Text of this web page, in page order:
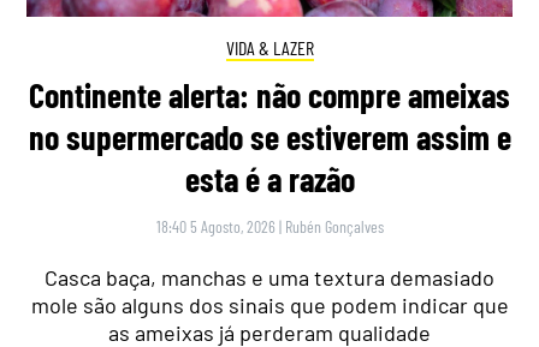
VIDA & LAZER
Continente alerta: não compre ameixas
no supermercado se estiverem assim e
esta é a razão
18:40 5 Agosto, 2026 | Rubén Gonçalves
Casca baça, manchas e uma textura demasiado
mole são alguns dos sinais que podem indicar que
as ameixas já perderam qualidade